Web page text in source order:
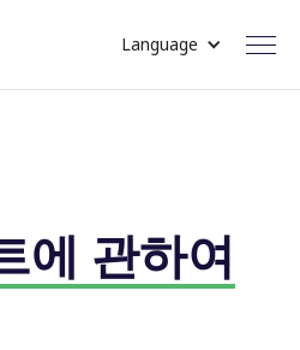
Language
에 관하여